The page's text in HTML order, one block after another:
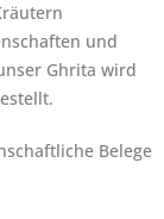
und
Ghrita wird
Belege